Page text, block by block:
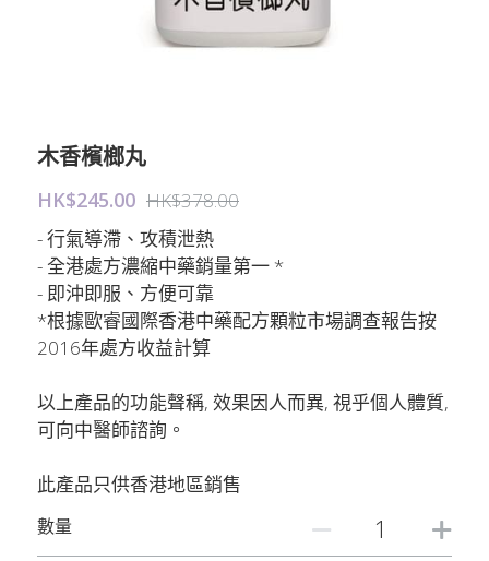
木香檳榔丸
HK$245.00 HK$378.00
- 行氣導滯、攻積泄熱
- 全港處方濃縮中藥銷量第一 *
- 即沖即服、方便可靠
*根據歐睿國際香港中藥配方顆粒市場調查報告按
2016年處方收益計算
以上產品的功能聲稱, 效果因人而異, 視乎個人體質,
可向中醫師諮詢。
此產品只供香港地區銷售
數量